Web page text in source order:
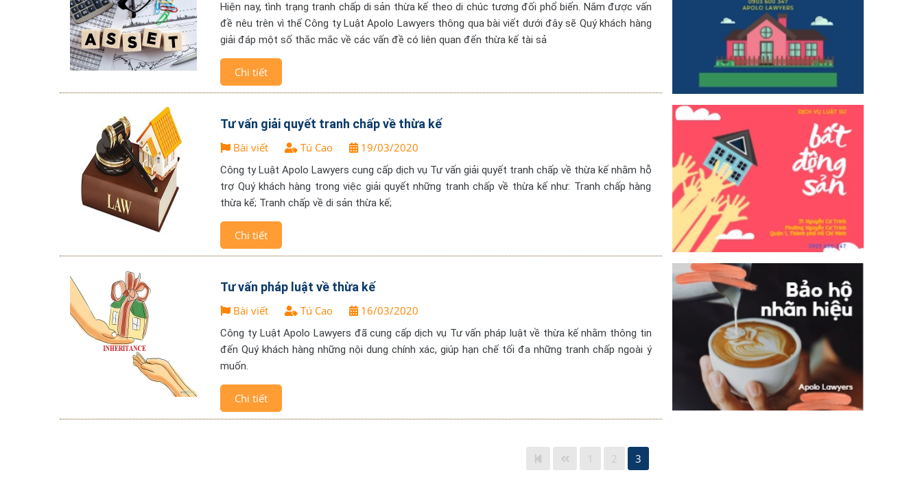
Hiện nay, tình trạng tranh chấp di sản thừa kế theo di chúc tương đối phổ biến. Nắm được vấn
đề nêu trên vì thế Công ty Luật Apolo Lawyers thông qua bài viết dưới đây sẽ Quý khách hàng
giải đáp một số thắc mắc về các vấn đề có liên quan đến thừa kế tài sả
Chi tiết
Tư vấn giải quyết tranh chấp về thừa kế
Bài viết Tú Cao 19/03/2020
Công ty Luật Apolo Lawyers cung cấp dịch vụ Tư vấn giải quyết tranh chấp về thừa kế nhằm hỗ
trợ Quý khách hàng trong việc giải quyết những tranh chấp về thừa kế như: Tranh chấp hàng
thừa kế; Tranh chấp về di sản thừa kế;
Chi tiết
Tư vấn pháp luật về thừa kế
Bài viết Tú Cao 16/03/2020
Công ty Luật Apolo Lawyers đã cung cấp dịch vụ Tư vấn pháp luật về thừa kế nhằm thông tin
đến Quý khách hàng những nội dung chính xác, giúp hạn chế tối đa những tranh chấp ngoài ý
muốn.
Chi tiết
1 2 3